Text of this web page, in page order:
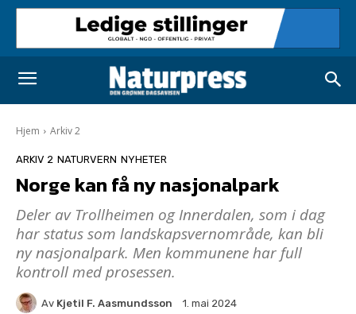
Hjem Arkiv 2
ARKIV 2 NATURVERN NYHETER
Norge kan få ny nasjonalpark
Deler av Trollheimen og Innerdalen, som i dag
har status som landskapsvernområde, kan bli
ny nasjonalpark. Men kommunene har full
kontroll med prosessen.
Av Kjetil F. Aasmundsson 1. mai 2024